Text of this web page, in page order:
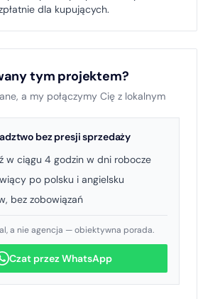
dla kupujących.
tym projektem?
a my połączymy Cię z lokalnym
bez presji sprzedaży
w ciągu 4 godzin w dni robocze
po polsku i angielsku
bez zobowiązań
a nie agencja — obiektywna porada.
Czat przez WhatsApp